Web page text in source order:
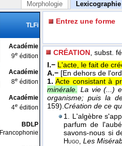
Morphologie Lexicographie
TLFi
Académie
9e édition
Académie
8e édition
Académie
4e édition
BDLP
Francophonie
Entrez une forme
CRÉATION , subst.
I.− L'acte, le fait de
A.− [En dehors de
1. Acte consistant à
minérale. La vie (...)
organisme; puis la
159).Création de ce
1. L'algèbre
parfum de
savons-nous si
Hugo, Les